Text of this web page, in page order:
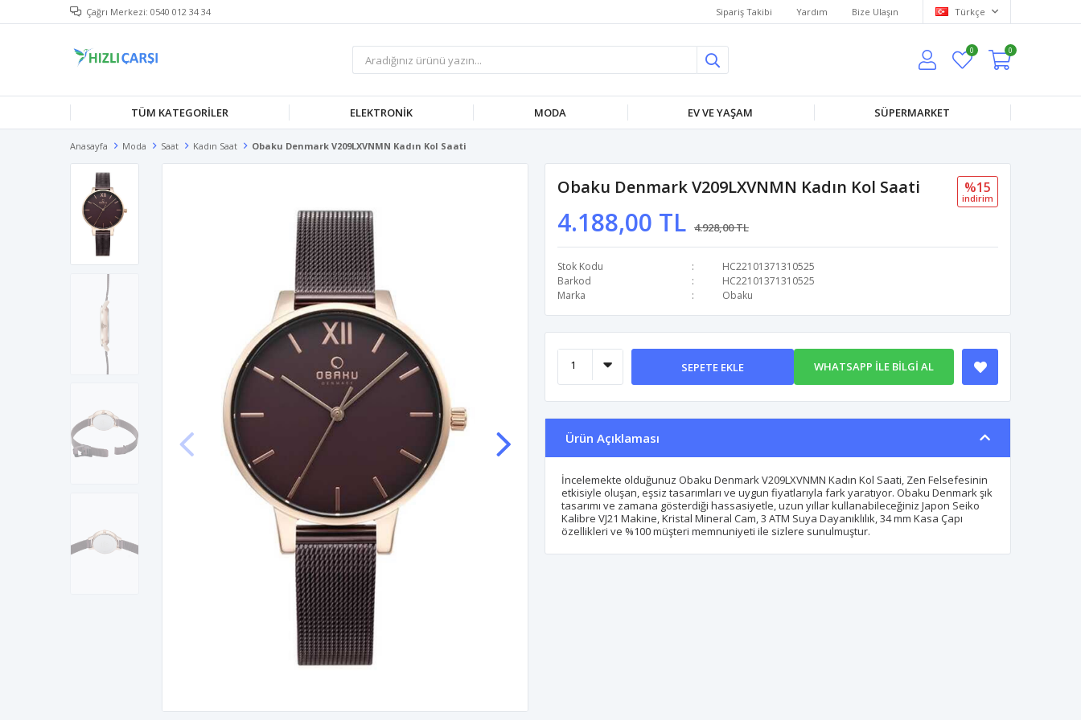
Çağrı Merkezi: 0540 012 34 34 Sipariş Takibi Yardım Bize Ulaşın Türkçe
0 0
TÜM KATEGORILER ELEKTRONIK MODA EV VE YAŞAM SÜPERMARKET
Anasayfa Moda Saat Kadın Saat Obaku Denmark V209LXVNMN Kadın Kol Saati
Obaku Denmark V209LXVNMN Kadın Kol Saati
4.188,00 TL 4.928,00 TL
%15
i̇ndi̇ri̇m
Stok Kodu
HC22101371310525
Barkod
HC22101371310525
Marka
Obaku
SEPETE EKLE WHATSAPP İLE BİLGİ AL
Ürün Açıklaması
İncelemekte olduğunuz Obaku Denmark V209LXVNMN Kadın Kol Saati, Zen Felsefesinin
etkisiyle oluşan, eşsiz tasarımları ve uygun fiyatlarıyla fark yaratıyor. Obaku Denmark şık
tasarımı ve zamana gösterdiği hassasiyetle, uzun yıllar kullanabileceğiniz Japon Seiko
Kalibre VJ21 Makine, Kristal Mineral Cam, 3 ATM Suya Dayanıklılık, 34 mm Kasa Çapı
özellikleri ve %100 müşteri memnuniyeti ile sizlere sunulmuştur.